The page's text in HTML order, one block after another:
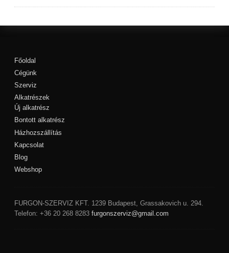
Főoldal
Cégünk
Szerviz
Alkatrészek
Új alkatrész
Bontott alkatrész
Házhozszállítás
Kapcsolat
Blog
Webshop
FURGON-SZERVIZ KFT. 1239 Budapest Grassakovich u. 294.
Telefon: +36 20 268 8283 furgonszerviz@gmail.com